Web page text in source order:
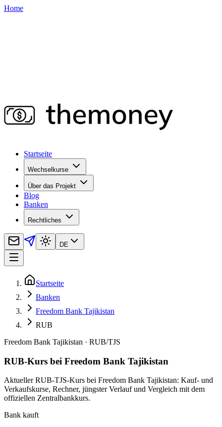
Home
Startseite
Wechselkurse
Über das Projekt
Blog
Banken
Rechtliches
DE
Startseite
Banken
Freedom Bank Tajikistan
RUB
Freedom Bank Tajikistan · RUB/TJS
RUB-Kurs bei Freedom Bank Tajikistan
Aktueller RUB-TJS-Kurs bei Freedom Bank Tajikistan: Kauf- und
Verkaufskurse, Rechner, jüngster Verlauf und Vergleich mit dem
offiziellen Zentralbankkurs.
Bank kauft